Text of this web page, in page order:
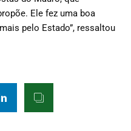
Ele fez uma boa
pelo Estado”, ressaltou